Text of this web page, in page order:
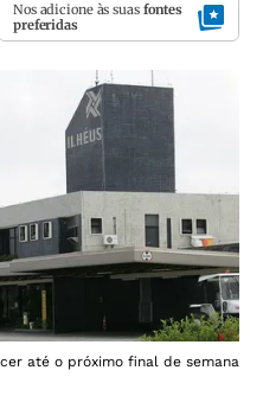
Nos adicione às suas fontes
preferidas
até o próximo final de semana